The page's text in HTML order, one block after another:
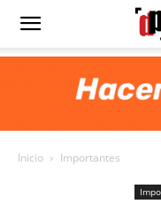
Diario
Inicio Importantes